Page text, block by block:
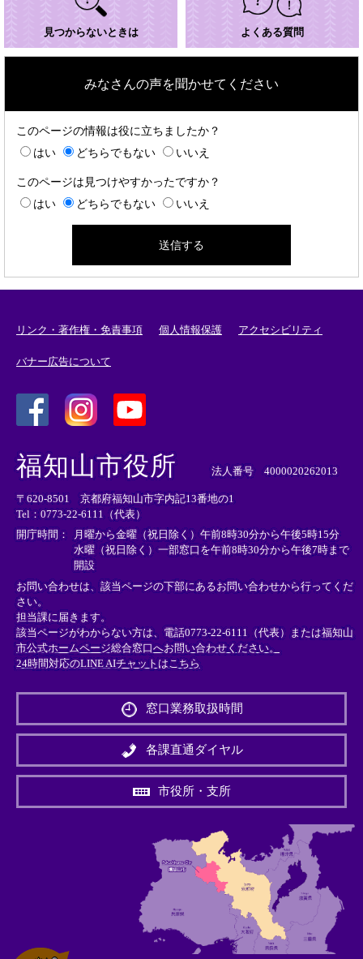
見つからないときは よくある質問
みなさんの声を聞かせてください
このページの情報は役に立ちましたか？
はい
どちらでもない いいえ
このページは見つけやすかったですか？
はい
どちらでもない いいえ
リンク・著作権・免責事項 個人情報保護 アクセシビリティ
バナー広告について
外
部
リ
ン
ク
＞
外
リ
ン
ク
＞
外
部
ン
ク
＞
福知山市役所 法人番号 4000020262013
〒620-8501 京都府福知山市字内記13番地の1
Tel：0773-22-6111（代表）
開庁時間：
月曜から金曜（祝日除く）午前8時30分から午後5時15分
水曜（祝日除く）一部窓口を午前8時30分から午後7時まで
開設
お問い合わせは、該当ページの下部にあるお問い合わせから行ってくだ
さい。
担当課に届きます。
該当ページがわからない方は、電話0773-22-6111（代表）または福知山
市公式ホームページ総合窓口へお問い合わせください。
24時間対応のLINE AIチャットはこちら
外
リ
ン
＞
窓口業務取扱時間
各課直通ダイヤル
市役所・支所